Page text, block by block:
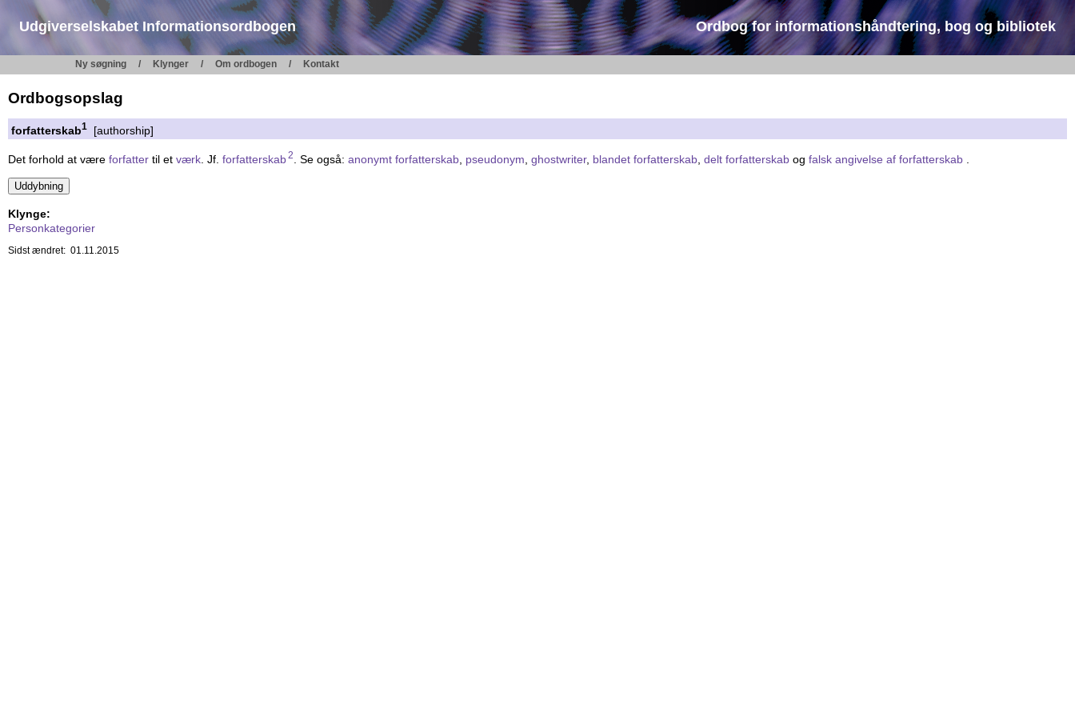
Udgiverselskabet Informationsordbogen Ordbog for informationshåndtering, bog og bibliotek
Ny søgning Klynger Om ordbogen Kontakt
Ordbogsopslag
forfatterskab1 [authorship]
Det forhold at være forfatter til et værk. Jf. forfatterskab2. Se også:anonymt forfatterskab, pseudonym,ghostwriter, blandet forfatterskab,delt forfatterskab ogfalsk angivelse af forfatterskab .
Klynge:
Personkategorier
Sidst ændret: 01.11.2015